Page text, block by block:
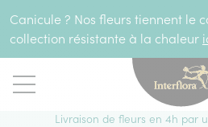
Canicule ? Nos fleurs tiennent le
collection résistante à la chaleur
Livraison de fleurs en 4h par